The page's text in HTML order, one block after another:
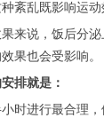
紊乱既影响运动
说，饭后分泌
果也会受影响。
排就是：
进行最合理，